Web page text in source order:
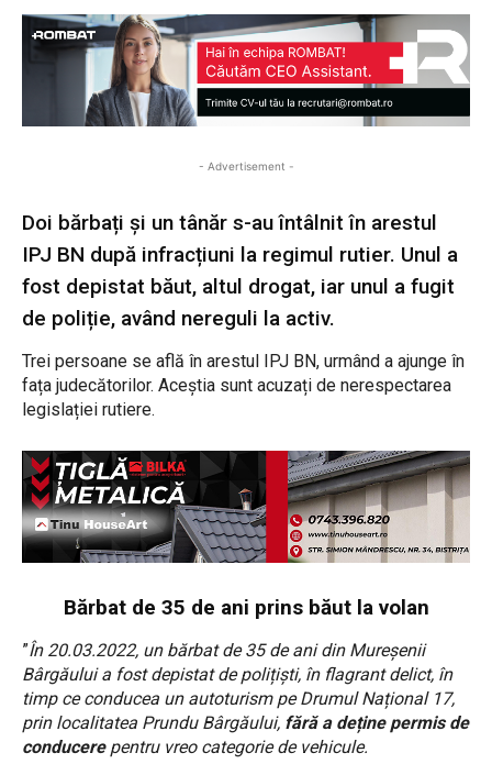
- Advertisement -
Doi bărbați și un tânăr s-au întâlnit în arestul
IPJ BN după infracțiuni la regimul rutier. Unul a
fost depistat băut, altul drogat, iar unul a fugit
de poliție, având nereguli la activ.
Trei persoane se află în arestul IPJ BN, urmând a ajunge în
fața judecătorilor. Aceștia sunt acuzați de nerespectarea
legislației rutiere.
Bărbat de 35 de ani prins băut la volan
”În 20.03.2022, un bărbat de 35 de ani din Mureșenii
Bârgăului a fost depistat de polițiști, în flagrant delict, în
timp ce conducea un autoturism pe Drumul Național 17,
prin localitatea Prundu Bârgăului, fără a deține permis de
conducerepentru vreo categorie de vehicule.